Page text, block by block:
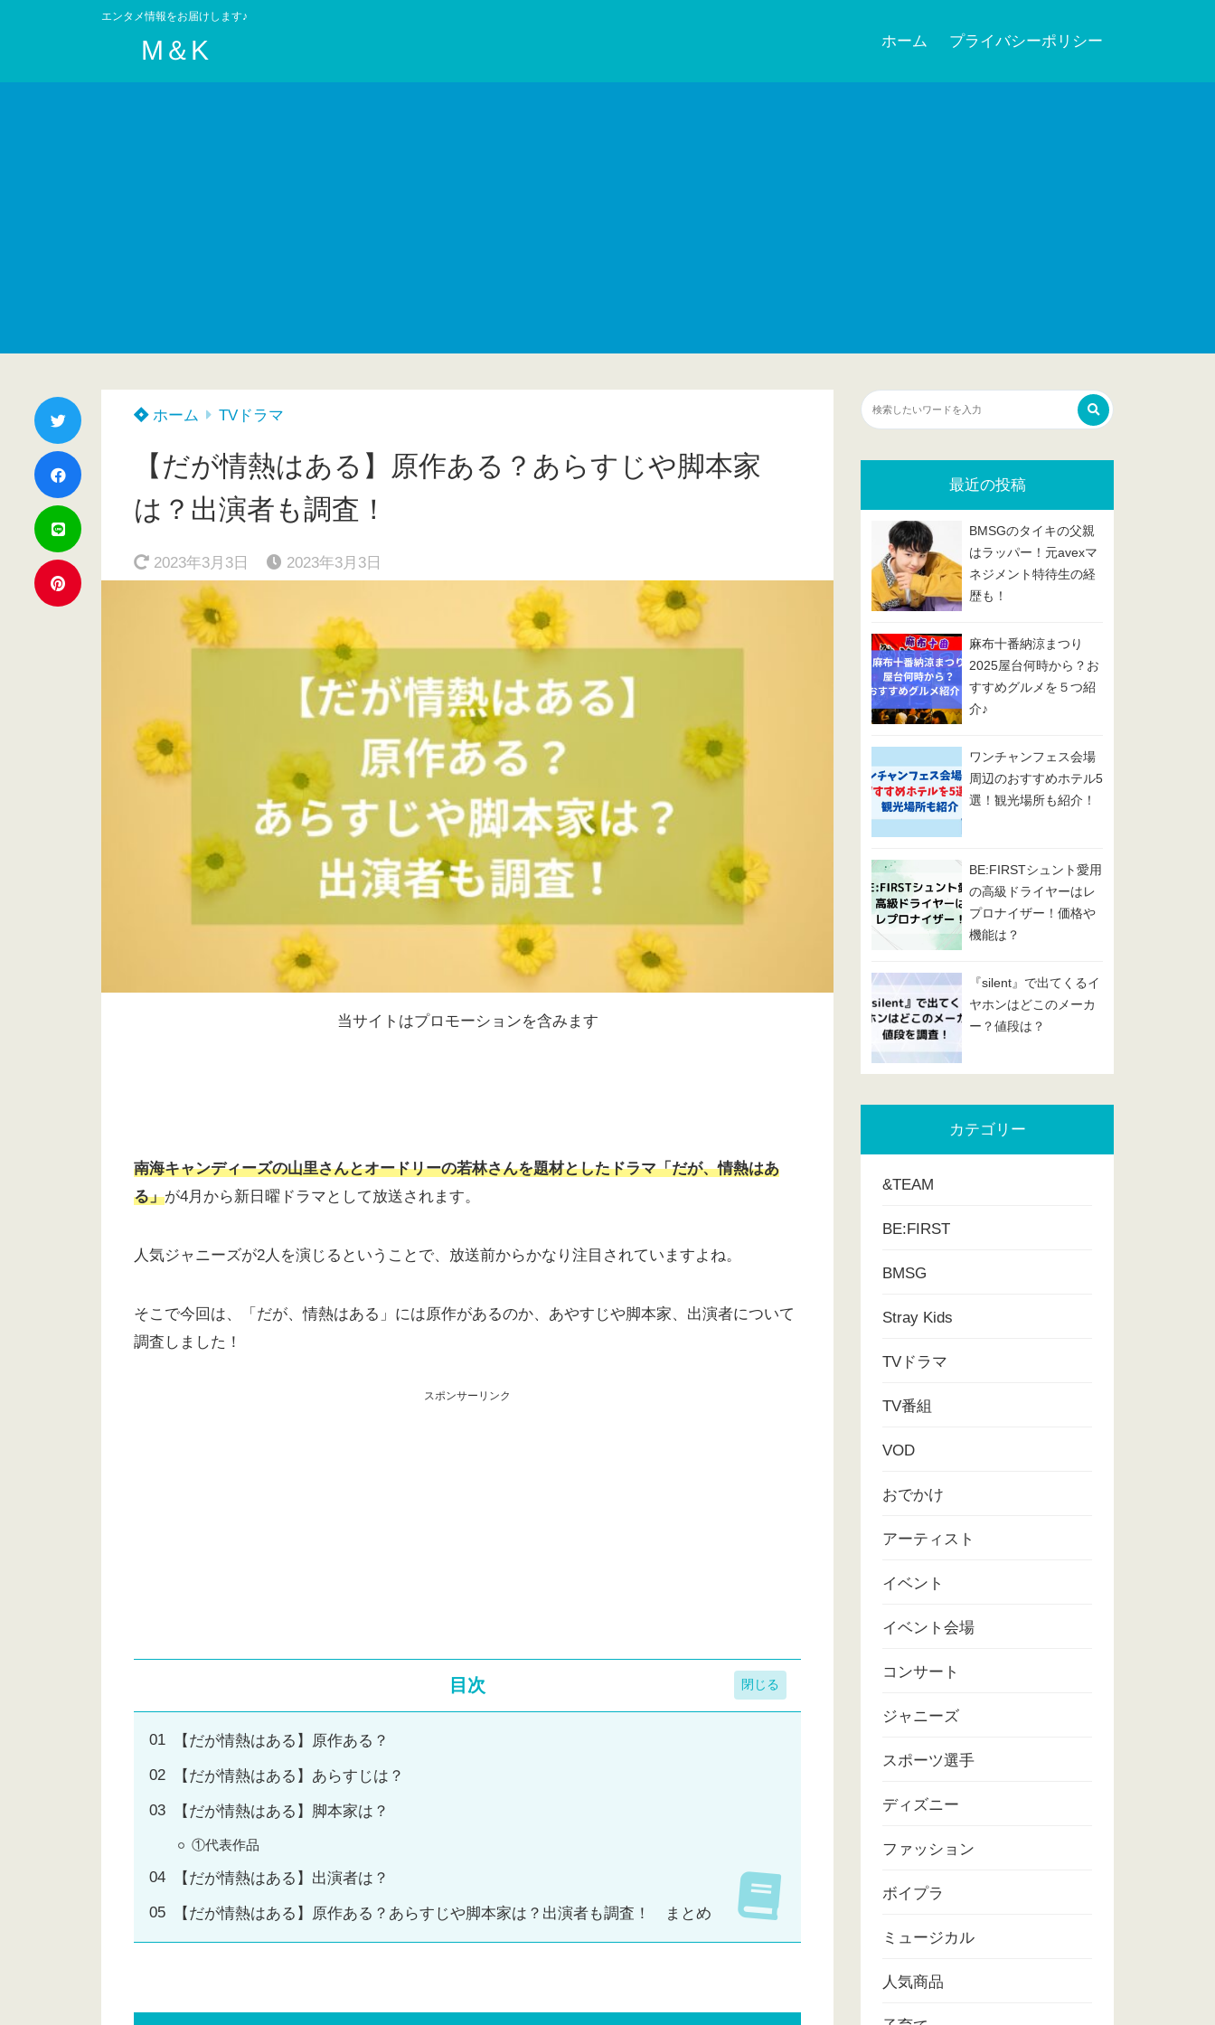
エンタメ情報をお届けします♪
M＆K ホーム プライバシーポリシー
ホーム TVドラマ
【だが情熱はある】原作ある？あらすじや脚本家
は？出演者も調査！
2023年3月3日 2023年3月3日
当サイトはプロモーションを含みます
南海キャンディーズの山里さんとオードリーの若林さんを題材としたドラマ「だが、情熱はあ
る」が4月から新日曜ドラマとして放送されます。
人気ジャニーズが2人を演じるということで、放送前からかなり注目されていますよね。
そこで今回は、「だが、情熱はある」には原作があるのか、あやすじや脚本家、出演者について
調査しました！
スポンサーリンク
目次
【だが情熱はある】原作ある？
【だが情熱はある】あらすじは？
【だが情熱はある】脚本家は？
①代表作品
【だが情熱はある】出演者は？
【だが情熱はある】原作ある？あらすじや脚本家は？出演者も調査！ まとめ
最近の投稿
BMSGのタイキの父親
はラッパー！元avexマ
ネジメント特待生の経
歴も！
麻布十番納涼まつり
2025屋台何時から？お
すすめグルメを５つ紹
介♪
ワンチャンフェス会場
周辺のおすすめホテル5
選！観光場所も紹介！
BE:FIRSTシュント愛用
の高級ドライヤーはレ
プロナイザー！価格や
機能は？
『silent』で出てくるイ
ヤホンはどこのメーカ
ー？値段は？
カテゴリー
&TEAM
BE:FIRST
BMSG
Stray Kids
TVドラマ
TV番組
VOD
おでかけ
アーティスト
イベント
イベント会場
コンサート
ジャニーズ
スポーツ選手
ディズニー
ファッション
ボイプラ
ミュージカル
人気商品